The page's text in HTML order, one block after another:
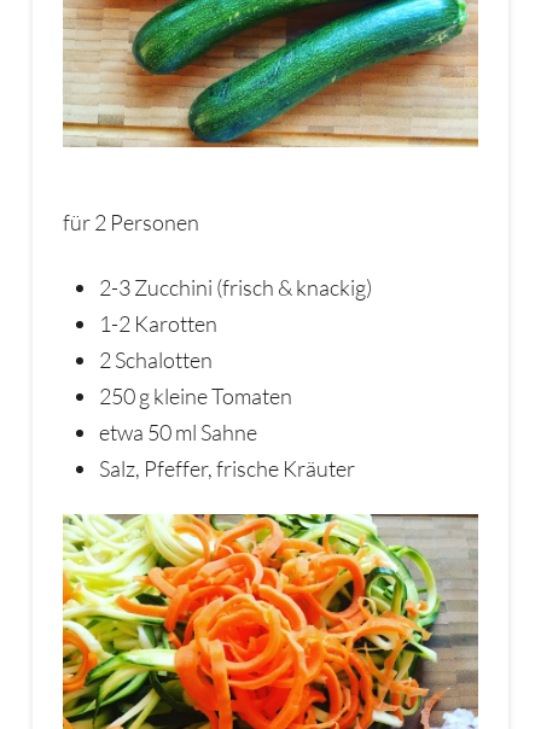
für 2 Personen
2-3 Zucchini (frisch & knackig)
1-2 Karotten
2 Schalotten
250 g kleine Tomaten
etwa 50 ml Sahne
Salz, Pfeffer, frische Kräuter